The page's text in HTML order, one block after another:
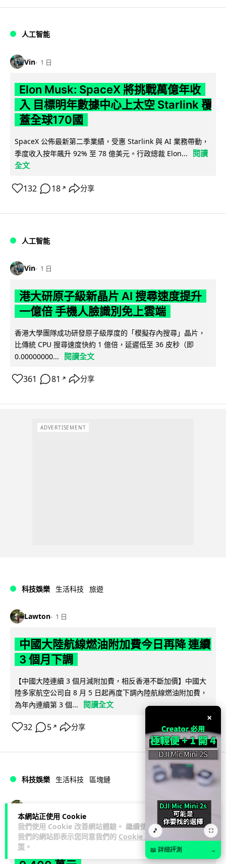
本網站正使用 Cookie
我們使用 Cookie 改善網站體驗。 繼續使用
我們的網站即表示您同意我們的 Cookie 政
策 。
人工智能
Vin 1 日
Elon Musk: SpaceX 將挑戰萬億年收
入 目標明年數據中心上太空 Starlink 覆
蓋全球170國
SpaceX 公佈最新第二季業績，受惠 Starlink 與 AI 業務帶動，
季度收入按年飆升 92% 至 78 億美元。行政總裁 Elon...
閱讀
全文
132 18 ↗ 分享
人工智能
Vin 1 日
港大研原子級新晶片 AI 搜尋速度提升
一億倍 手機人臉識別免上雲端
香港大學團隊成功研發原子級厚度的「模擬存內搜尋」晶片，
比傳統 CPU 搜尋速度快約 1 億倍，延遲低至 36 皮秒（即
0.00000000...
閱讀全文
361 81 ↗ 分享
ADVERTISEMENT
科技娛樂 生活科技 旅遊
Lawton 1 日
中國大陸航線燃油附加費今日再降 連續
3 個月下調
【中國大陸連續 3 個月減附加費，相反香港不斷加價】中國大
陸多家航空公司自 8 月 5 日起再度下調內陸航線燃油附加費，
為年內連續第 3 個...
閱讀全文
32 5 ↗ 分享
科技娛樂 生活科技 區塊鏈
Fun Coffee 咖啡騙局爆煲 咖啡包裝虛
擬貨幣投資騙局 港澳警拘 8 人涉款
×
🎵 ⛶
📖 詳細評測 →